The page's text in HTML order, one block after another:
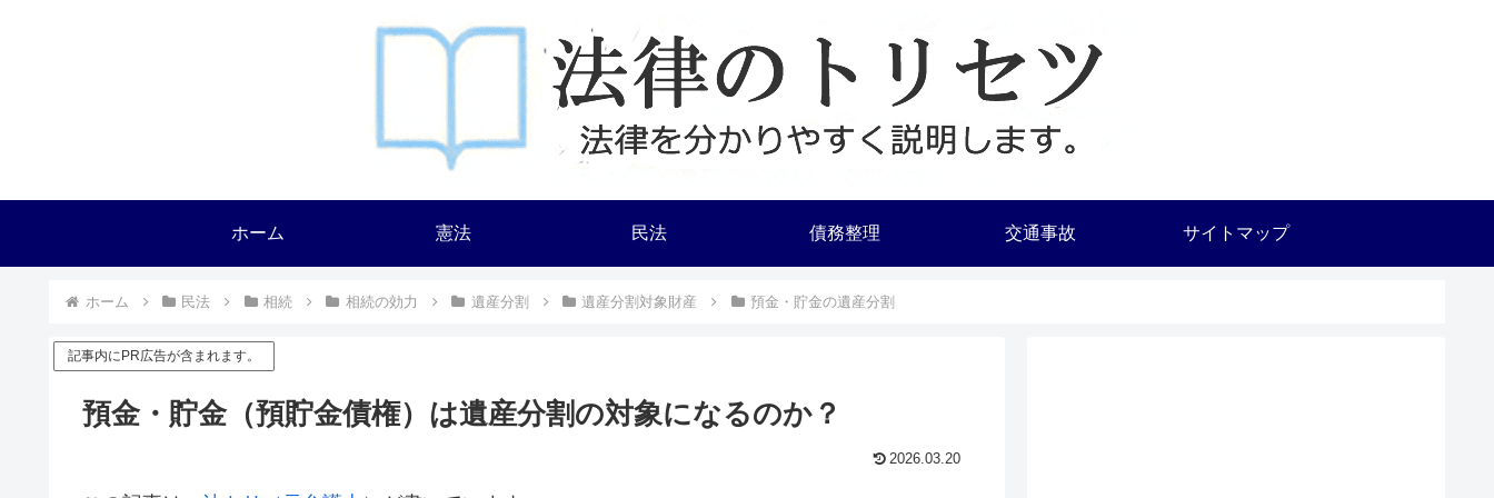
ホーム 憲法 民法 債務整理 交通事故 サイトマップ
ホーム 民法 相続 相続の効力 遺産分割 遺産分割対象財産 預金・貯金の遺産分割
記事内にPR広告が含まれます。
預金・貯金（預貯金債権）は遺産分割の対象になるのか？
2026.03.20